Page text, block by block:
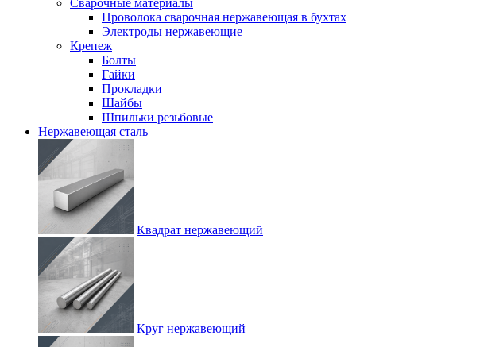
Сварочные материалы
Проволока сварочная нержавеющая в бухтах
Электроды нержавеющие
Крепеж
Болты
Гайки
Прокладки
Шайбы
Шпильки резьбовые
Нержавеющая сталь
Квадрат нержавеющий
Круг нержавеющий